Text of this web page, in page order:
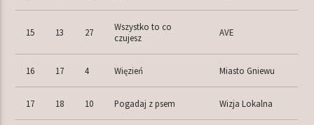
15 13 27
Wszystko to co
czujesz
AVE
16 17 4 Więzień Miasto Gniewu
17 18 10 Pogadaj z psem Wizja Lokalna